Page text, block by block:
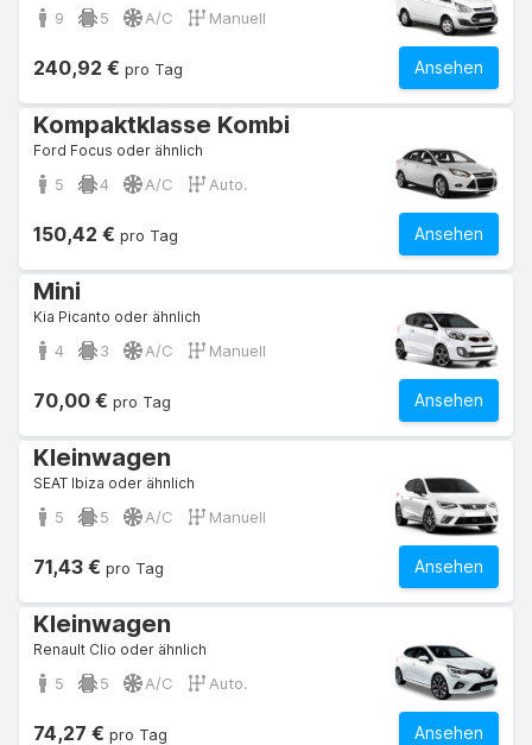
9 5 A/C Manuell
Ansehen
240,92 € pro Tag
Kompaktklasse Kombi
Ford Focus oder ähnlich
5 4 A/C Auto.
Ansehen
150,42 € pro Tag
Mini
Kia Picanto oder ähnlich
4 3 A/C Manuell
Ansehen
70,00 € pro Tag
Kleinwagen
SEAT Ibiza oder ähnlich
5 5 A/C Manuell
Ansehen
71,43 € pro Tag
Kleinwagen
Renault Clio oder ähnlich
5 5 A/C Auto.
Ansehen
74,27 € pro Tag